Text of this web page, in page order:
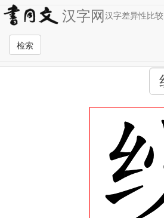
汉字网汉字差异性比较
检索
全站检索页面